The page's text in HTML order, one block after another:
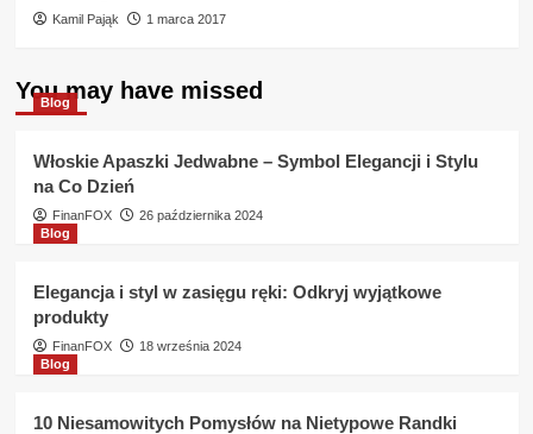
Kamil Pająk 1 marca 2017
You may have missed
Blog
Włoskie Apaszki Jedwabne – Symbol Elegancji i Stylu
na Co Dzień
FinanFOX
26 października 2024
Blog
Elegancja i styl w zasięgu ręki: Odkryj wyjątkowe
produkty
FinanFOX
18 września 2024
Blog
10 Niesamowitych Pomysłów na Nietypowe Randki